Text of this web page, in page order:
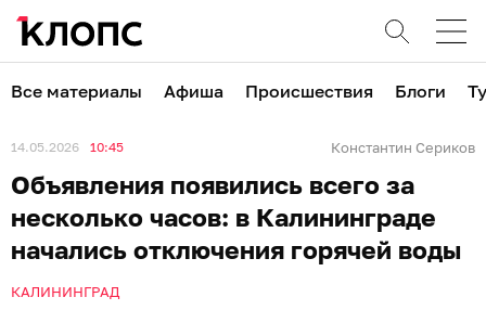
Все материалы Афиша Происшествия Блоги
14.05.2026 10:45 Константин Сериков
Объявления появились всего за
несколько часов: в Калининграде
начались отключения горячей воды
КАЛИНИНГРАД